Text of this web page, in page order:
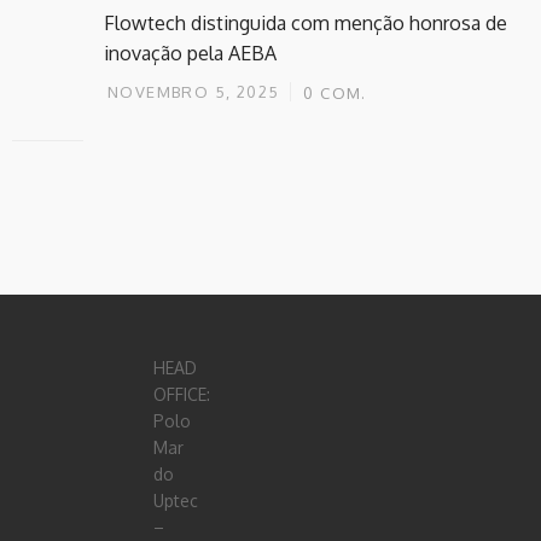
Flowtech distinguida com menção honrosa de
inovação pela AEBA
NOVEMBRO 5, 2025 0 COM.
HEAD
OFFICE:
Polo
Mar
do
Uptec
–